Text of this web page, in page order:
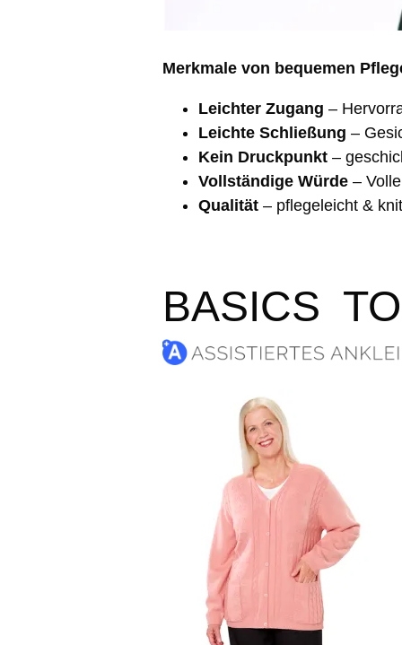
Merkmale von bequemen
Leichter Zugang –
Leichte Schließung –
Kein Druckpunkt –
Vollständige Würde –
Qualität – pflegeleicht &
BASICS